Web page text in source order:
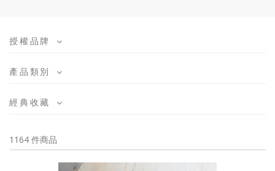
航
結
授權品牌
產品類別
經典收藏
1164 件商品